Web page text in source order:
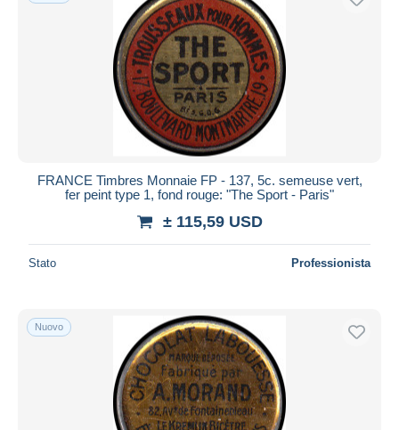
FRANCE Timbres Monnaie FP - 137, 5c. semeuse vert,
fer peint type 1, fond rouge: "The Sport - Paris"
± 115,59 USD
Stato Professionista
Nuovo